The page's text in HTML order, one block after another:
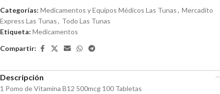
Categorías: Medicamentos y Equipos Médicos Las Tunas, Mercadito
Express Las Tunas, Todo Las Tunas
Etiqueta: Medicamentos
Compartir:
Descripción
1 Pomo de Vitamina B12 500mcg 100 Tabletas